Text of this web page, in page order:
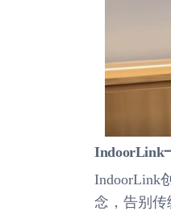
IndoorLink
IndoorLink
念，告别